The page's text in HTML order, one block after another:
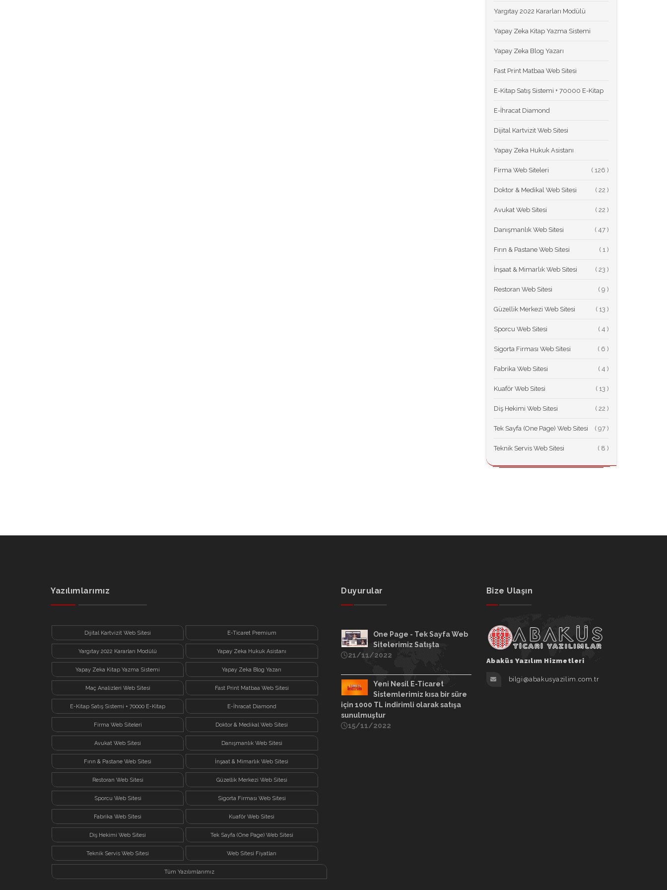
Yargıtay 2022 Kararları Modülü
Yapay Zeka Kitap Yazma Sistemi
Yapay Zeka Blog Yazarı
Fast Print Matbaa Web Sitesi
E-Kitap Satış Sistemi + 70000 E-Kitap
E-İhracat Diamond
Dijital Kartvizit Web Sitesi
Yapay Zeka Hukuk Asistanı
Firma Web Siteleri (
Doktor & Medikal Web Sitesi (
Avukat Web Sitesi (
Danışmanlık Web Sitesi (
Fırın & Pastane Web Sitesi (
İnşaat & Mimarlık Web Sitesi (
Restoran Web Sitesi (
Güzellik Merkezi Web Sitesi (
Sporcu Web Sitesi (
Sigorta Firması Web Sitesi (
Fabrika Web Sitesi (
Kuaför Web Sitesi (
Diş Hekimi Web Sitesi (
Tek Sayfa (One Page) Web Sitesi (
Teknik Servis Web Sitesi (
Yazılımlarımız
Dijital Kartvizit Web Sitesi E-Ticaret Premium
Yargıtay 2022 Kararları Modülü Yapay Zeka Hukuk Asistanı
Yapay Zeka Kitap Yazma Sistemi Yapay Zeka Blog Yazarı
Maç Analizleri Web Sitesi Fast Print Matbaa Web Sitesi
E-Kitap Satış Sistemi + 70000 E-Kitap E-İhracat Diamond
Firma Web Siteleri Doktor & Medikal Web Sitesi
Avukat Web Sitesi Danışmanlık Web Sitesi
Fırın & Pastane Web Sitesi İnşaat & Mimarlık Web Sitesi
Restoran Web Sitesi Güzellik Merkezi Web Sitesi
Sporcu Web Sitesi Sigorta Firması Web Sitesi
Fabrika Web Sitesi Kuaför Web Sitesi
Diş Hekimi Web Sitesi Tek Sayfa (One Page) Web Sitesi
Teknik Servis Web Sitesi Web Sitesi Fiyatları
Tüm Yazılımlarımız
Duyurular
One Page - Tek Sayfa Web
Sitelerimiz Satışta
21/11/2022
Yeni Nesil E-Ticaret
Sistemlerimiz kısa bir süre
için 1000 TL indirimli olarak satışa
sunulmuştur
15/11/2022
Bize Ulaşın
Abaküs Yazılım Hizmetleri
bilgi@abakusyazilim.com.tr